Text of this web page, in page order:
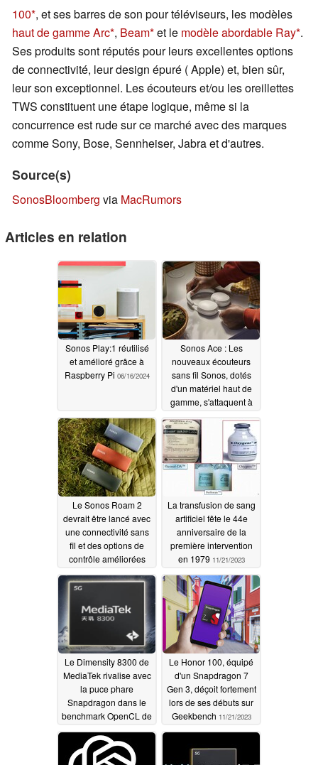
100 , et ses barres de son pour téléviseurs, les modèles
haut de gamme Arc , Beam et le modèle abordable Ray .
Ses produits sont réputés pour leurs excellentes options
de connectivité, leur design épuré ( Apple) et, bien sûr,
leur son exceptionnel. Les écouteurs et/ou les oreillettes
TWS constituent une étape logique, même si la
concurrence est rude sur ce marché avec des marques
comme Sony, Bose, Sennheiser, Jabra et d'autres.
Source(s)
SonosBloomberg via MacRumors
Articles en relation
Sonos Play:1 réutilisé
et amélioré grâce à
Raspberry Pi 06/16/2024
Sonos Ace : Les
nouveaux écouteurs
sans fil Sonos, dotés
d'un matériel haut de
gamme, s'attaquent à
05/22/2024
Le Sonos Roam 2
devrait être lancé avec
une connectivité sans
fil et des options de
contrôle améliorées
03/24/2024
La transfusion de sang
artificiel fête le 44e
anniversaire de la
première intervention
en 1979 11/21/2023
Le Dimensity 8300 de
MediaTek rivalise avec
la puce phare
Snapdragon dans le
benchmark OpenCL de
Geekbench11/21/2023
Le Honor 100, équipé
d'un Snapdragon 7
Gen 3, déçoit fortement
lors de ses débuts sur
Geekbench 11/21/2023